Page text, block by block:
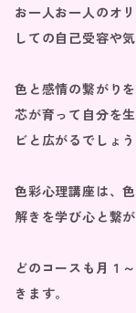
お一人お一人のオ
しての自己受容や
色と感情の繋がり
芯が育って自分を
ビと広がるでしょう
色彩心理講座は、
解きを学び心と繋
どのコースも月１
きます。